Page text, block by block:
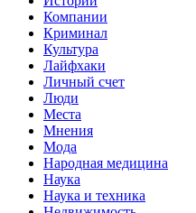
Компании
Криминал
Культура
Лайфхаки
Личный счет
Люди
Места
Мнения
Мода
Народная медицина
Наука
Наука и техника